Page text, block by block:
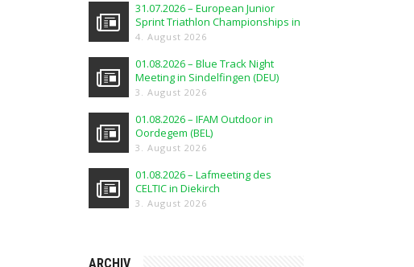
31.07.2026 – European Junior
Sprint Triathlon Championships in
Elblag (POL)
4. August 2026
01.08.2026 – Blue Track Night
Meeting in Sindelfingen (DEU)
3. August 2026
01.08.2026 – IFAM Outdoor in
Oordegem (BEL)
3. August 2026
01.08.2026 – Lafmeeting des
CELTIC in Diekirch
3. August 2026
ARCHIV